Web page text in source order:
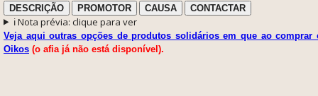
DESCRIÇÃO PROMOTOR CAUSA CONTACTAR
ℹ️ Nota prévia: clique para ver
Veja aqui outras opções de produtos solidários em que ao comprar
Oikos (o afia já não está disponível).